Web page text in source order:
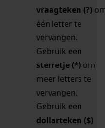
vraagteken (?)
één letter te
vervangen.
Gebruik een
sterretje (*) om
meer letters te
vervangen.
Gebruik een
dollarteken ($)